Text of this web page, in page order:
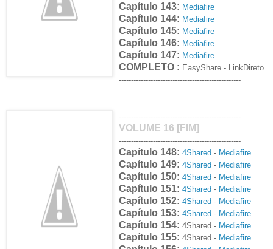
Capítulo 143: Mediafire
Capítulo 144: Mediafire
Capítulo 145: Mediafire
Capítulo 146: Mediafire
Capítulo 147: Mediafire
COMPLETO : EasyShare - LinkDireto
--------------------------------------------------
--------------------------------------------------
VOLUME 16 [FIM]
--------------------------------------------------
Capítulo 148: 4Shared - Mediafire
Capítulo 149: 4Shared - Mediafire
Capítulo 150: 4Shared - Mediafire
Capítulo 151: 4Shared - Mediafire
Capítulo 152: 4Shared - Mediafire
Capítulo 153: 4Shared - Mediafire
Capítulo 154: 4Shared - Mediafire
Capítulo 155: 4Shared - Mediafire